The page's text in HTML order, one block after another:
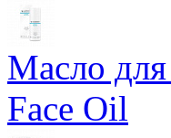
Масло для
Face Oil